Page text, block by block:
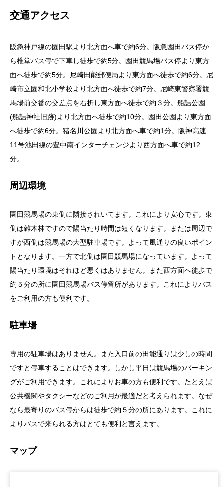
交通アクセス
阪急神戸線の園田駅より北方面へ車で約6分。阪急園田バス停か
ら椎堂バス停で下車し徒歩で約5分。園田競馬場バス停より東方
面へ徒歩で約5分。尼崎田能郵便局より東方面へ徒歩で約6分。尼
崎市立園和北小学校より北方面へ徒歩で約7分。尼崎東警察署競
馬場前交番の交差点を右折し東方面へ徒歩で約３分。船詰公園
(船詰神社旧跡)より北方面へ徒歩で約10分。園田公園より東方面
へ徒歩で約6分。猪名川公園より北方面へ車で約1分。阪神高速
11号池田線の豊中南インターチェンジより西方面へ車で約12
分。
周辺環境
園田競馬場の東側に隣接されいてます。これにより安心です。東
側は雑木林ですので陽当たり時間は短くなります。または周辺で
すが西側は競馬場の大型駐車場です。よって風通りの良いポイン
トとなります。一方で北側は園田競馬場になっています。よって
陽当たり環境はそれほど悪くはありません。また西方面へ徒歩で
約５分の所に園田競馬場バス停留所があります。これによりバス
をご利用の方も便利です。
駐車場
専用の駐車場はありません。また入口前の田能通りは少しの時間
ですと停車することはできます。しかし平日は競馬場のパーキン
グがご利用できます。これによりお車の方も便利です。たとえば
公共機関やタクシーなどのご利用が最適だと考えられます。なぜ
なら最寄りのバス停からは徒歩で約５分の所にあります。これに
よりバスで来られる方はとても便利と言えます。
マップ